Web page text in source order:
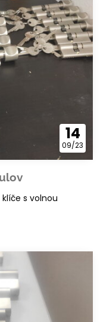
14
09/23
s volnou